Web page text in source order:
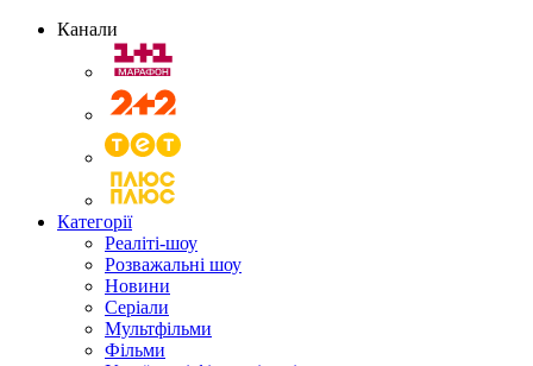
Канали
Категорії
Реаліті-шоу
Розважальні шоу
Новини
Серіали
Мультфільми
Фільми